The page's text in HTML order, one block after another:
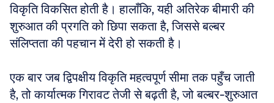
विकृति विकसित होती है। हालाँकि, यही अतिरेक बीमारी की
शुरुआत की प्रगति को छिपा सकता है, जिससे बल्बर
संलिप्तता की पहचान में देरी हो सकती है।
एक बार जब द्विपक्षीय विकृति महत्वपूर्ण सीमा तक पहुँच जाती
है, तो कार्यात्मक गिरावट तेजी से बढ़ती है, जो बल्बर-शुरुआत